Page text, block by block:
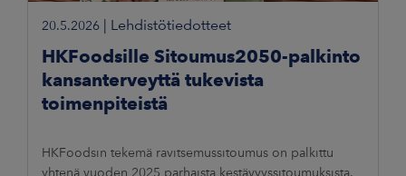
20.5.2026 Lehdistötiedotteet
HKFoodsille Sitoumus2050-palkinto
kansanterveyttä tukevista
toimenpiteistä
HKFoodsin tekemä ravitsemussitoumus on palkittu
yhtenä vuoden 2025 parhaista kestävyyssitoumuksista.